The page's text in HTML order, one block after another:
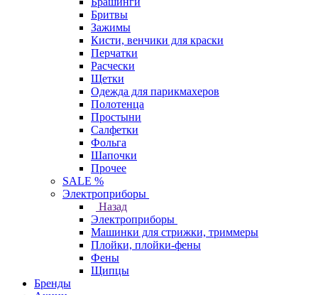
Бритвы
Зажимы
Кисти, венчики для краски
Перчатки
Расчески
Щетки
Одежда для парикмахеров
Полотенца
Простыни
Салфетки
Фольга
Шапочки
Прочее
SALE %
Электроприборы
Назад
Электроприборы
Машинки для стрижки, триммеры
Плойки, плойки-фены
Фены
Щипцы
Бренды